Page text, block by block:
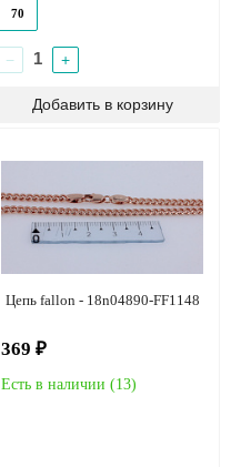
70
− +
Цепь fallon - 18n04890-FF1148
369 ₽
Есть в наличии (13)